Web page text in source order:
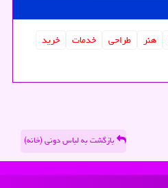
هنر طراحی خدمات
خرید
بازگشت به لباس دونی (خانه)